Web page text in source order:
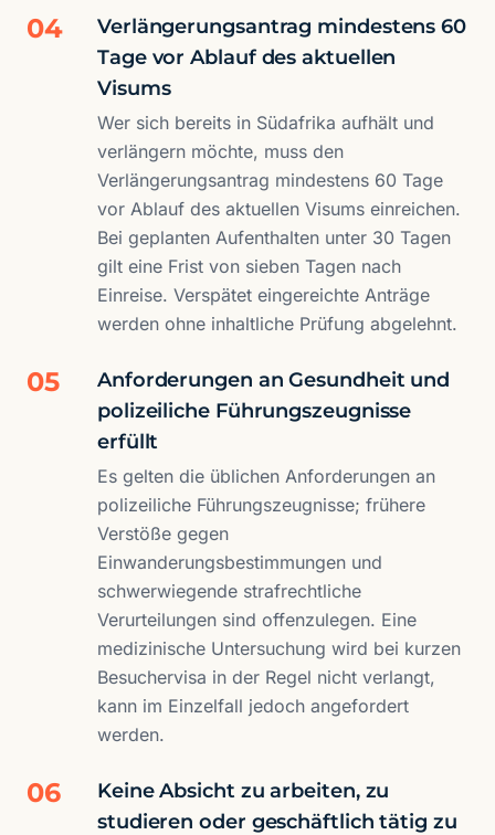
04
Verlängerungsantrag mindestens 60
Tage vor Ablauf des aktuellen
Visums
Wer sich bereits in Südafrika aufhält und
verlängern möchte, muss den
Verlängerungsantrag mindestens 60 Tage
vor Ablauf des aktuellen Visums einreichen.
Bei geplanten Aufenthalten unter 30 Tagen
gilt eine Frist von sieben Tagen nach
Einreise. Verspätet eingereichte Anträge
werden ohne inhaltliche Prüfung abgelehnt.
05
Anforderungen an Gesundheit und
polizeiliche Führungszeugnisse
erfüllt
Es gelten die üblichen Anforderungen an
polizeiliche Führungszeugnisse; frühere
Verstöße gegen
Einwanderungsbestimmungen und
schwerwiegende strafrechtliche
Verurteilungen sind offenzulegen. Eine
medizinische Untersuchung wird bei kurzen
Besuchervisa in der Regel nicht verlangt,
kann im Einzelfall jedoch angefordert
werden.
06
Keine Absicht zu arbeiten, zu
studieren oder geschäftlich tätig zu